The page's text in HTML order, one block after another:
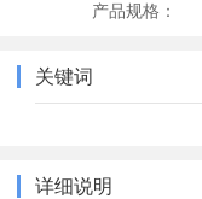
产品规格：
关键词
详细说明